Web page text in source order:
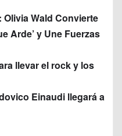
Wald Convierte
Arde’ y Une Fuerzas
llevar el rock y los
Einaudi llegará a